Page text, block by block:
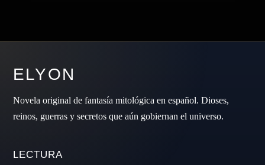
ELYON
Novela original de fantasía mitológica en español. Dioses,
reinos, guerras y secretos que aún gobiernan el universo.
LECTURA